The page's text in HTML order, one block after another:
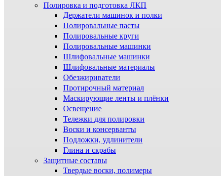
Полировка и подготовка ЛКП
Держатели машинок и полки
Полировальные пасты
Полировальные круги
Полировальные машинки
Шлифовальные машинки
Шлифовальные материалы
Обезжириватели
Протирочный материал
Маскирующие ленты и плёнки
Освещение
Тележки для полировки
Воски и консерванты
Подложки, удлинители
Глина и скрабы
Защитные составы
Твердые воски, полимеры